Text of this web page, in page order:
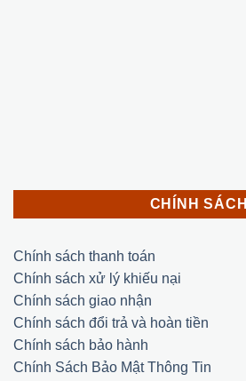
CHÍNH SÁCH
Chính sách thanh toán
Chính sách xử lý khiếu nại
Chính sách giao nhận
Chính sách đổi trả và hoàn tiền
Chính sách bảo hành
Chính Sách Bảo Mật Thông Tin